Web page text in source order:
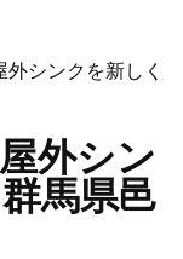
シンクを新しく
外シン
馬県邑